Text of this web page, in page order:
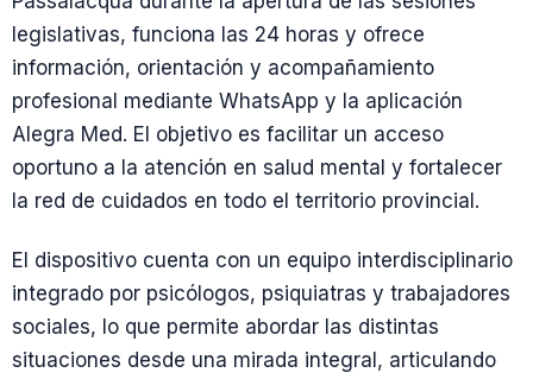
legislativas, funciona las 24 horas y ofrece
información, orientación y acompañamiento
profesional mediante WhatsApp y la aplicación
Alegra Med. El objetivo es facilitar un acceso
oportuno a la atención en salud mental y fortalecer
la red de cuidados en todo el territorio provincial.
El dispositivo cuenta con un equipo interdisciplinario
integrado por psicólogos, psiquiatras y trabajadores
sociales, lo que permite abordar las distintas
situaciones desde una mirada integral, articulando